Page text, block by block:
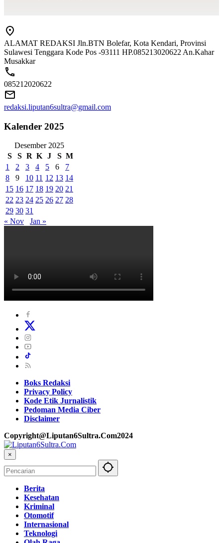
ALAMAT REDAKSI Jln.BTN Bolefar, Kota Kendari, Provinsi
Sulawesi Tenggara Kode Pos -93111 HP.085213020622 An.Kahar
Musakkar
085212020622
redaksi.liputan6sultra@gmail.com
Kalender 2025
Desember 2025
S
S R K J S M
1
2 3 4 5 6
7
8
9 10 11 12 13 14
15 16 17 18 19 20 21
22 23 24 25 26 27 28
29 30 31
« Nov
Jan »
Boks Redaksi
Privacy Policy
Kode Etik Jurnalistik
Pedoman Media Ciber
Disclaimer
Copyright@Liputan6Sultra.Com2024
×
Berita
Kesehatan
Kriminal
Otomotif
Internasional
Teknologi